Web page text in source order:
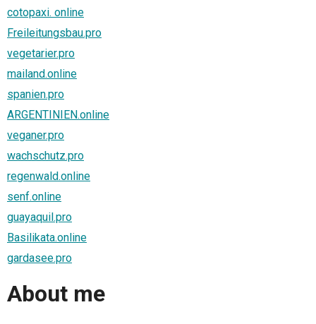
cotopaxi. online
Freileitungsbau.pro
vegetarier.pro
mailand.online
spanien.pro
ARGENTINIEN.online
veganer.pro
wachschutz.pro
regenwald.online
senf.online
guayaquil.pro
Basilikata.online
gardasee.pro
About me